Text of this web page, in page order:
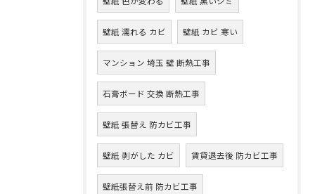
壁紙 濡れる カビ 壁紙 カビ 寒い
マンション 埼玉 壁 断熱工事
石膏ボード 交換 断熱工事
壁紙 張替え 防カビ工事
壁紙 剥がした カビ 賃貸退去後 防カビ工事
壁紙張替え前 防カビ工事